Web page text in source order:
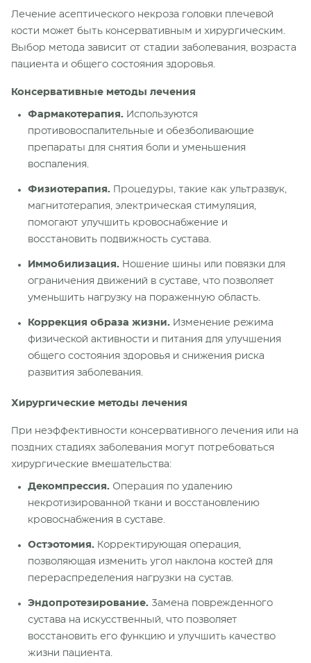
Лечение асептического некроза головки плечевой
кости может быть консервативным и хирургическим.
Выбор метода зависит от стадии заболевания, возраста
пациента и общего состояния здоровья.
Консервативные методы лечения
Фармакотерапия. Используются
противовоспалительные и обезболивающие
препараты для снятия боли и уменьшения
воспаления.
Физиотерапия. Процедуры, такие как ультразвук,
магнитотерапия, электрическая стимуляция,
помогают улучшить кровоснабжение и
восстановить подвижность сустава.
Иммобилизация. Ношение шины или повязки для
ограничения движений в суставе, что позволяет
уменьшить нагрузку на пораженную область.
Коррекция образа жизни. Изменение режима
физической активности и питания для улучшения
общего состояния здоровья и снижения риска
развития заболевания.
Хирургические методы лечения
При неэффективности консервативного лечения или на
поздних стадиях заболевания могут потребоваться
хирургические вмешательства:
Декомпрессия. Операция по удалению
некротизированной ткани и восстановлению
кровоснабжения в суставе.
Остэотомия. Корректирующая операция,
позволяющая изменить угол наклона костей для
перераспределения нагрузки на сустав.
Эндопротезирование. Замена поврежденного
сустава на искусственный, что позволяет
восстановить его функцию и улучшить качество
жизни пациента.